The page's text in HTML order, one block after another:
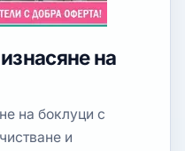
на
на боклуци с
и